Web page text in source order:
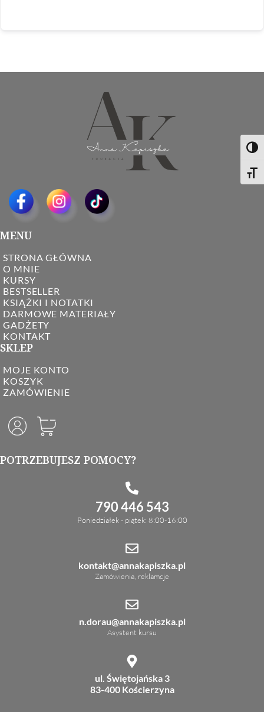
MENU
STRONA GŁÓWNA
O MNIE
KURSY
BESTSELLER
KSIĄŻKI I NOTATKI
DARMOWE MATERIAŁY
GADŻETY
KONTAKT
SKLEP
MOJE KONTO
KOSZYK
ZAMÓWIENIE
POTRZEBUJESZ POMOCY?
790 446 543
Poniedziałek - piątek: 8:00-16:00
kontakt@annakapiszka.pl
Zamówienia, reklamcje
n.dorau@annakapiszka.pl
Asystent kursu
ul. Świętojańska 3
83-400 Kościerzyna